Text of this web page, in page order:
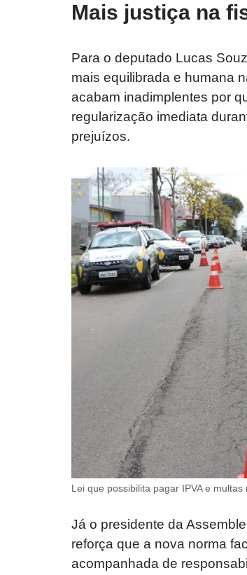
Mais justiça na
Para o deputado Lucas
mais equilibrada e humana
acabam inadimplentes por
regularização imediata
prejuízos.
Lei que possibilita pagar IPVA e multas
Já o presidente da
reforça que a nova norma
acompanhada de